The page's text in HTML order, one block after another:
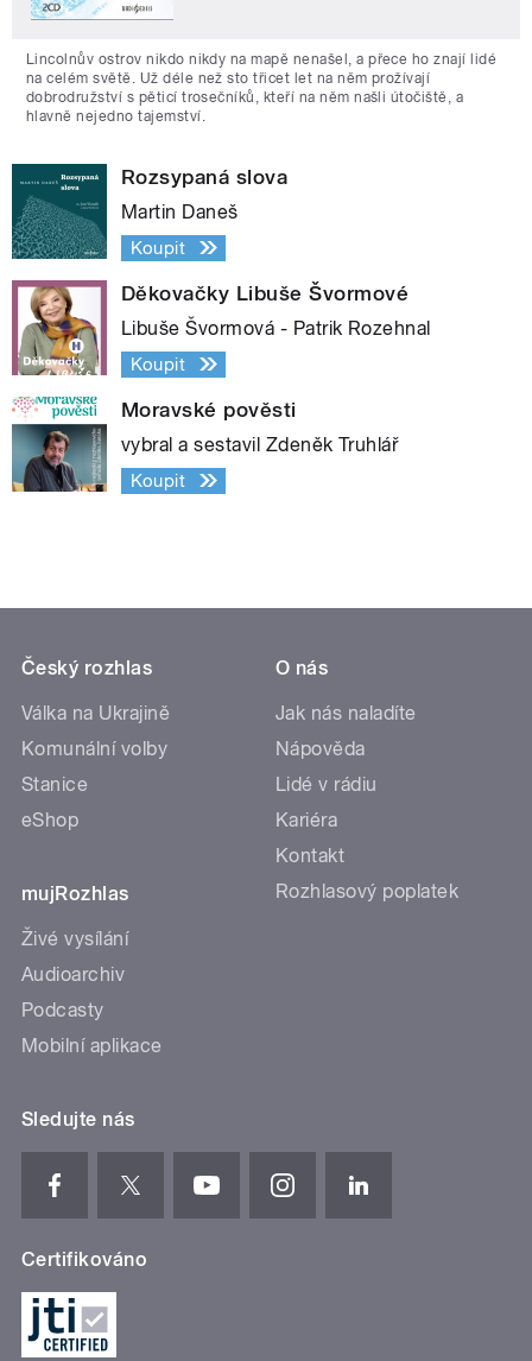
Lincolnův ostrov nikdo nikdy na mapě nenašel, a přece ho znají lidé
na celém světě. Už déle než sto třicet let na něm prožívají
dobrodružství s pěticí trosečníků, kteří na něm našli útočiště, a
hlavně nejedno tajemství.
Rozsypaná slova
Martin Daneš
Koupit
Děkovačky Libuše Švormové
Libuše Švormová - Patrik Rozehnal
Koupit
Moravské pověsti
vybral a sestavil Zdeněk Truhlář
Koupit
Český rozhlas
Válka na Ukrajině
Komunální volby
Stanice
eShop
mujRozhlas
Živé vysílání
Audioarchiv
Podcasty
Mobilní aplikace
O nás
Jak nás naladíte
Nápověda
Lidé v rádiu
Kariéra
Kontakt
Rozhlasový poplatek
Sledujte nás
Certifikováno